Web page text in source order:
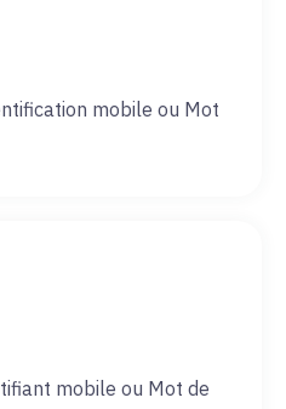
mobile ou Mot
mobile ou Mot de